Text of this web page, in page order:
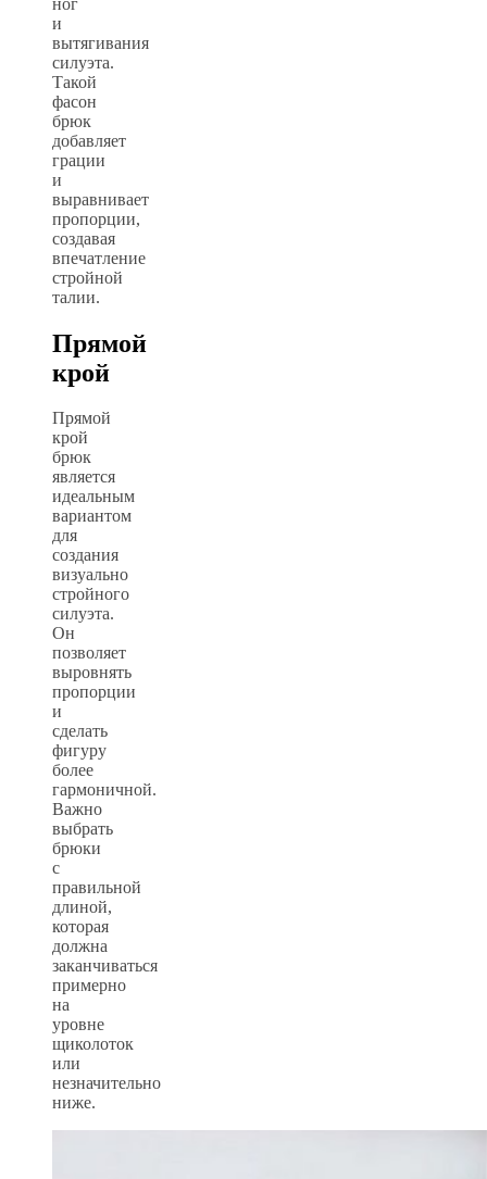
и
вытягивания
силуэта.
Такой
фасон
брюк
добавляет
грации
и
выравнивает
пропорции,
создавая
впечатление
стройной
талии.
Прямой
крой
Прямой
крой
брюк
является
идеальным
вариантом
для
создания
визуально
стройного
силуэта.
Он
позволяет
выровнять
пропорции
и
сделать
фигуру
более
гармоничной.
Важно
выбрать
брюки
с
правильной
длиной,
которая
должна
заканчиваться
примерно
на
уровне
щиколоток
или
незначительно
ниже.